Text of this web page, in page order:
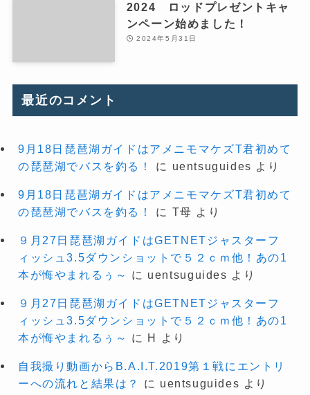
2024 ロッドプレゼントキャ
ンペーン始めました！
2024年5月31日
最近のコメント
9月18日琵琶湖ガイドはアメニモマケズT君初めて
の琵琶湖でバスを釣る！
に uentsuguides より
9月18日琵琶湖ガイドはアメニモマケズT君初めて
の琵琶湖でバスを釣る！
に T母 より
９月27日琵琶湖ガイドはGETNETジャスターフ
ィッシュ3.5ダウンショットで５２ｃｍ他！あの1
本が悔やまれるぅ～
に uentsuguides より
９月27日琵琶湖ガイドはGETNETジャスターフ
ィッシュ3.5ダウンショットで５２ｃｍ他！あの1
本が悔やまれるぅ～
に H より
自我撮り動画からB.A.I.T.2019第１戦にエントリ
ーへの流れと結果は？
に uentsuguides より